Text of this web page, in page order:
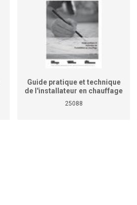
Guide pratique et technique
de l'installateur en chauffage
(Ne remplace pas le manuel
de travaux pratiques pour
25088